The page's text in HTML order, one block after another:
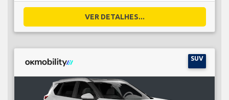
VER DETALHES...
SUV